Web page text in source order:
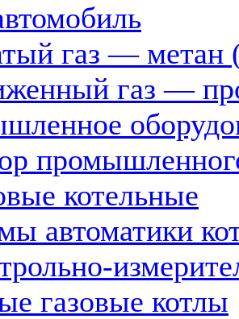
газ — метан
газ —
котельные
автоматики
газовые котлы